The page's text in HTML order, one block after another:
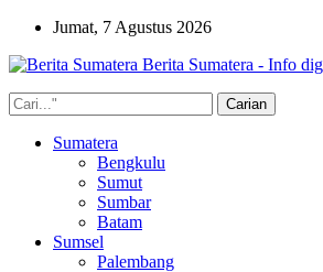
Jumat, 7 Agustus 2026
Berita Sumatera - Info
Sumatera
Bengkulu
Sumut
Sumbar
Batam
Sumsel
Palembang